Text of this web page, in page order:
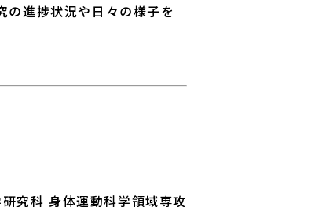
進捗状況や日々の様子を
究科 身体運動科学領域専攻